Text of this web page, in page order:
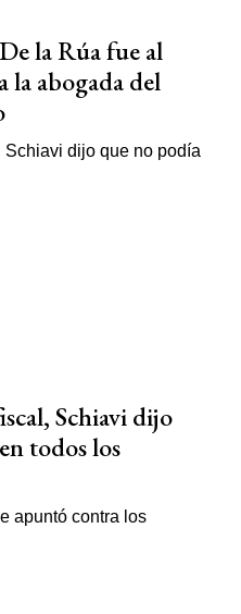
la Rúa fue al
la abogada del
Schiavi dijo
todos los